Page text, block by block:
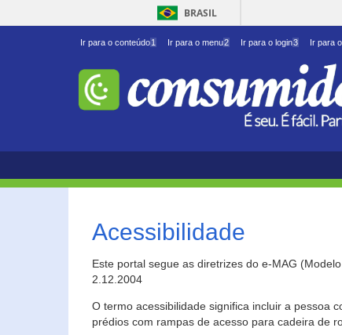
BRASIL
Ir para o conteúdo1 Ir para o menu2 Ir para o login3 Ir para
Acessibilidade
Este portal segue as diretrizes do e-MAG
2.12.2004
O termo acessibilidade significa incluir a pessoa
prédios com rampas de acesso para cadeira de